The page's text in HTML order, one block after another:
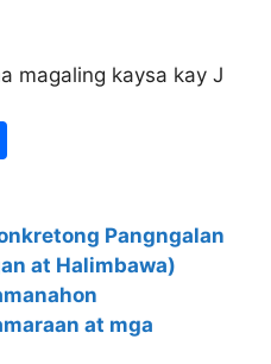
kaysa kay J
ar
e
Pangngalan
at Halimbawa)
at mga